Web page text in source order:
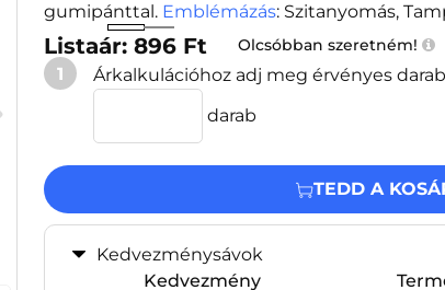
gumipánttal. Emblémázás: Szitanyomás,
Listaár: 896 Ft Olcsóbban szeretném!
1
Árkalkulációhoz adj meg érvényes
darab
TEDD A
Kedvezménysávok
Kedvezmény